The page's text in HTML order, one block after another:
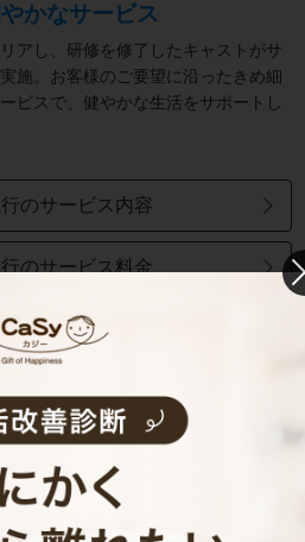
かなサービス
アし、研修を修了したキャストがサ
施。お客様のご要望に沿ったきめ細
ビスで、健やかな生活をサポートし
のサービス内容
のサービス料金
Interview